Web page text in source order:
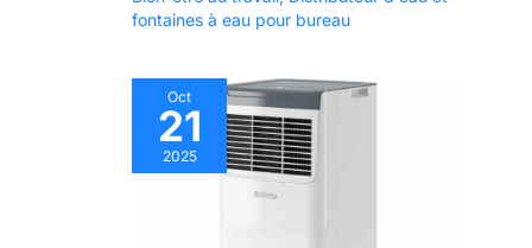
fontaines à eau pour bureau
Oct
21
2025